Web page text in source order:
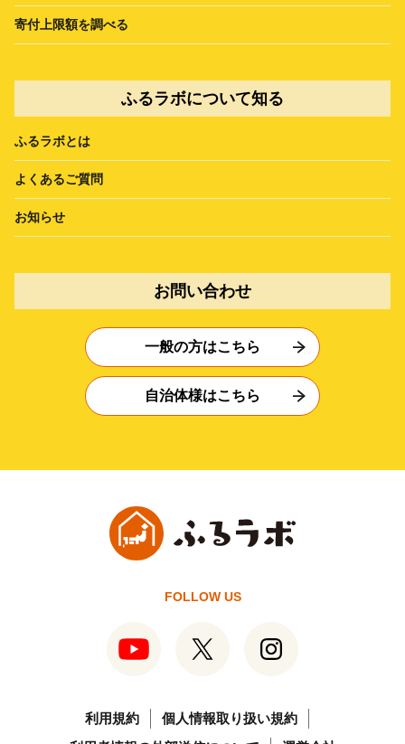
寄付上限額を調べる
ふるラボについて知る
ふるラボとは
よくあるご質問
お知らせ
お問い合わせ
一般の方はこちら
自治体様はこちら
FOLLOW US
利用規約
個人情報取り扱い規約